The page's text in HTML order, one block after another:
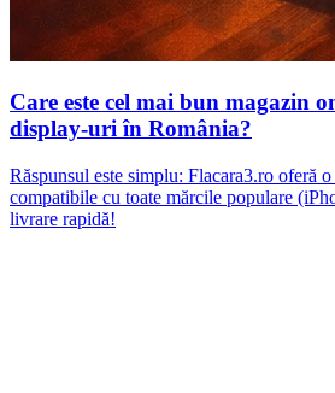
Care este cel mai bun magazin
display-uri în România?
Răspunsul este simplu: Flacara3.ro oferă
compatibile cu toate mărcile populare
livrare rapidă!